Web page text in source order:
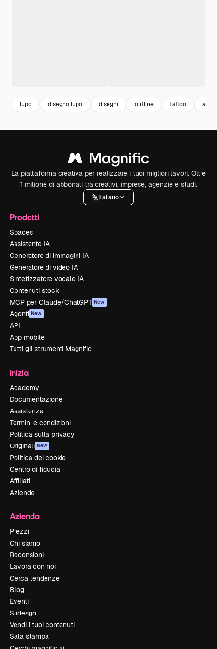
lupo disegno lupo disegni outline tattoo
La piattaforma creativa per realizzare i tuoi migliori lavori. Oltre
1 milione di abbonati tra creativi, imprese, agenzie e studi.
Italiano
Prodotti
Spaces
Assistente IA
Generatore di immagini IA
Generatore di video IA
Sintetizzatore vocale IA
Contenuti stock
MCP per Claude/ChatGPT New
Agenti New
API
App mobile
Tutti gli strumenti Magnific
Inizia
Academy
Documentazione
Assistenza
Termini e condizioni
Politica sulla privacy
Originali New
Politica dei cookie
Centro di fiducia
Affiliati
Aziende
Azienda
Prezzi
Chi siamo
Recensioni
Lavora con noi
Cerca tendenze
Blog
Eventi
Slidesgo
Vendi i tuoi contenuti
Sala stampa